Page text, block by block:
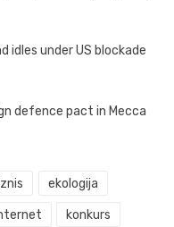
idles under US blockade
defence pact in Mecca
ekologija
konkurs